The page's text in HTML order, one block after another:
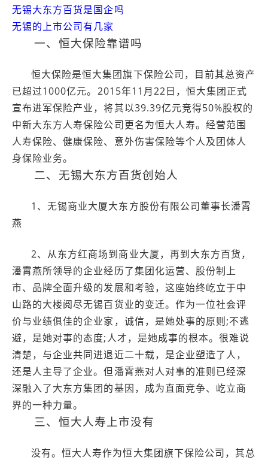
无锡大东方百货是国企吗
无锡的上市公司有几家
一、恒大保险靠谱吗
恒大保险是恒大集团旗下保险公司，目前其总资产
已超过1000亿元。2015年11月22日，恒大集团正式
宣布进军保险产业，将其以39.39亿元竞得50%股权的
中新大东方人寿保险公司更名为恒大人寿。经营范围
人寿保险、健康保险、意外伤害保险等个人及团体人
身保险业务。
二、无锡大东方百货创始人
1、无锡商业大厦大东方股份有限公司董事长潘霄
燕
2、从东方红商场到商业大厦，再到大东方百货，
潘霄燕所领导的企业经历了集团化运营、股份制上
市、品牌全面升级的发展和考验，这座始终屹立于中
山路的大楼阅尽无锡百货业的变迁。作为一位社会评
价与业绩俱佳的企业家，诚信，是她处事的原则;不逃
避，是她对事的态度;人才，是她成事的根本。很难说
清楚，与企业共同进退近二十载，是企业塑造了人，
还是人主导了企业。但潘霄燕对人对事的准则已经深
深融入了大东方集团的基因，成为直面竞争、屹立商
界的一种力量。
三、恒大人寿上市没有
没有。恒大人寿作为恒大集团旗下保险公司，其总